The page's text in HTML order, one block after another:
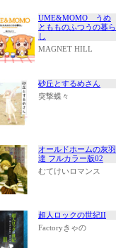
UME&MOMO うめ
ともものふつうの暮ら
し
MAGNET HILL
砂丘とするめさん
突撃蝶々
オールドホームの灰羽
達 フルカラー版02
むてけいロマンス
超人ロックの世紀II
Factoryきゃの